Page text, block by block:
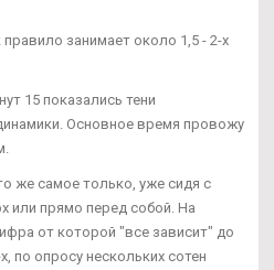
занимает около 1,5 - 2-х
15 показались тени
Основное время провожу
же самое только, уже сидя с
или прямо перед собой. На
от которой "все зависит" до
по опросу нескольких сотен